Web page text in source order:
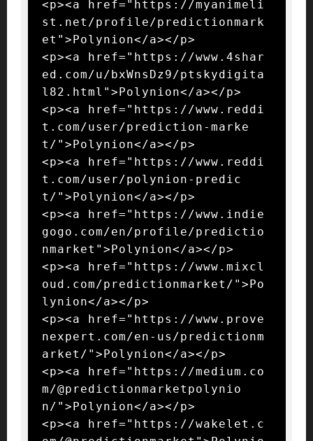
<p><a href="https://myanimeli
st.net/profile/predictionmark
et">Polynion</a></p>
<p><a href="https://www.4shar
ed.com/u/bxWnsDz9/ptskydigita
l82.html">Polynion</a></p>
<p><a href="https://www.reddi
t.com/user/prediction-marke
t/">Polynion</a></p>
<p><a href="https://www.reddi
t.com/user/polynion-predic
t/">Polynion</a></p>
<p><a href="https://www.indie
gogo.com/en/profile/predictio
nmarket">Polynion</a></p>
<p><a href="https://www.mixcl
oud.com/predictionmarket/">Po
lynion</a></p>
<p><a href="https://www.prove
nexpert.com/en-us/predictionm
arket/">Polynion</a></p>
<p><a href="https://medium.co
m/@predictionmarketpolynio
n/">Polynion</a></p>
<p><a href="https://wakelet.c